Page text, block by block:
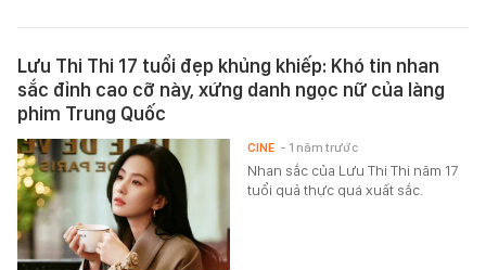
Lưu Thi Thi 17 tuổi đẹp khủng khiếp: Khó tin nhan
sắc đỉnh cao cỡ này, xứng danh ngọc nữ của làng
phim Trung Quốc
Nhan sắc của Lưu Thi Thi năm 17
tuổi quả thực quá xuất sắc.
CINE - 1 năm trước